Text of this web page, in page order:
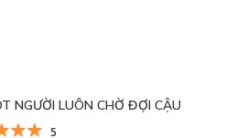
NGƯỜI LUÔN CHỜ ĐỢI CẬU
5